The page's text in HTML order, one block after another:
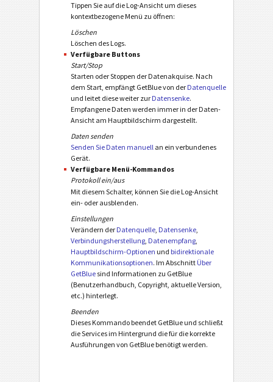
Tippen Sie auf die Log-Ansicht um dieses
kontextbezogene Menü zu öffnen:
Löschen
Löschen des Logs.
Verfügbare Buttons
Start/Stop
Starten oder Stoppen der Datenakquise. Nach
dem Start, empfängt GetBlue von der Datenquelle
und leitet diese weiter zur Datensenke.
Empfangene Daten werden immer in der Daten-
Ansicht am Hauptbildschirm dargestellt.
Daten senden
Senden Sie Daten manuell an ein verbundenes
Gerät.
Verfügbare Menü-Kommandos
Protokoll ein/aus
Mit diesem Schalter, können Sie die Log-Ansicht
ein- oder ausblenden.
Einstellungen
Verändern der Datenquelle Datensenke
Verbindungsherstellung Datenempfang
Hauptbildschirm-Optionen und bidirektionale
Kommunikationsoptionen. Im Abschnitt Über
GetBlue sind Informationen zu GetBlue
(Benutzerhandbuch, Copyright, aktuelle Version,
etc.) hinterlegt.
Beenden
Dieses Kommando beendet GetBlue und schließt
die Services im Hintergrund die für die korrekte
Ausführungen von GetBlue benötigt werden.